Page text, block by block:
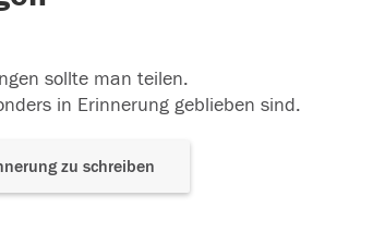
sollte man teilen.
in Erinnerung geblieben sind.
zu schreiben